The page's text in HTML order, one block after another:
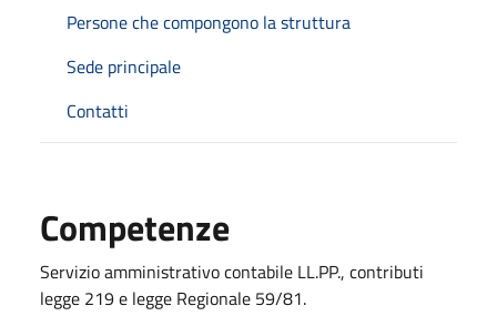
Persone che compongono la struttura
Sede principale
Contatti
Competenze
Servizio amministrativo contabile LL.PP., contributi
legge 219 e legge Regionale 59/81.